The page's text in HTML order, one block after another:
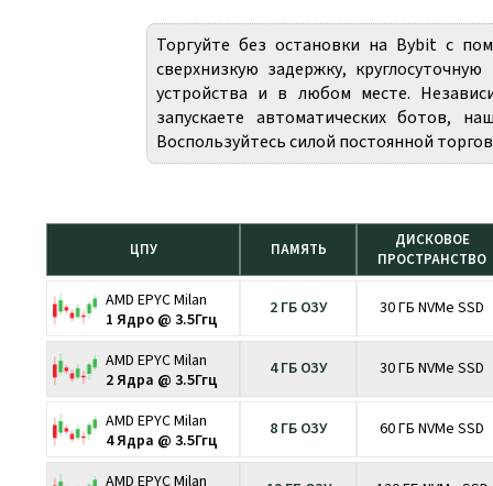
Торгуйте без остановки на Bybit с
сверхнизкую задержку,
устройства и в любом месте.
запускаете автоматических ботов,
Воспользуйтесь силой постоянной
ЦПУ ПАМЯТЬ
ДИСКОВОЕ
ПРОСТРАНСТВО
AMD EPYC Milan
1 Ядро @ 3.5Ггц
2 ГБ ОЗУ 30 ГБ NVMe SSD
AMD EPYC Milan
2 Ядра @ 3.5Ггц
4 ГБ ОЗУ 30 ГБ NVMe SSD
AMD EPYC Milan
4 Ядра @ 3.5Ггц
8 ГБ ОЗУ 60 ГБ NVMe SSD